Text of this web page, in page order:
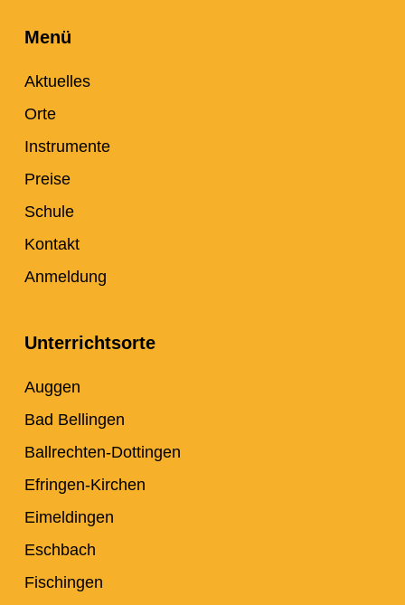
Menü
Aktuelles
Orte
Instrumente
Preise
Schule
Kontakt
Anmeldung
Unterrichtsorte
Auggen
Bad Bellingen
Ballrechten-Dottingen
Efringen-Kirchen
Eimeldingen
Eschbach
Fischingen